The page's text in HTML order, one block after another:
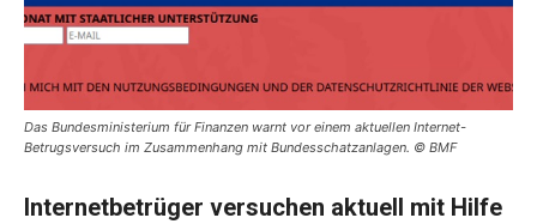
Das Bundesministerium für Finanzen warnt vor einem aktuellen Internet-
Betrugsversuch im Zusammenhang mit Bundesschatzanlagen. © BMF
Internetbetrüger versuchen aktuell mit Hilfe